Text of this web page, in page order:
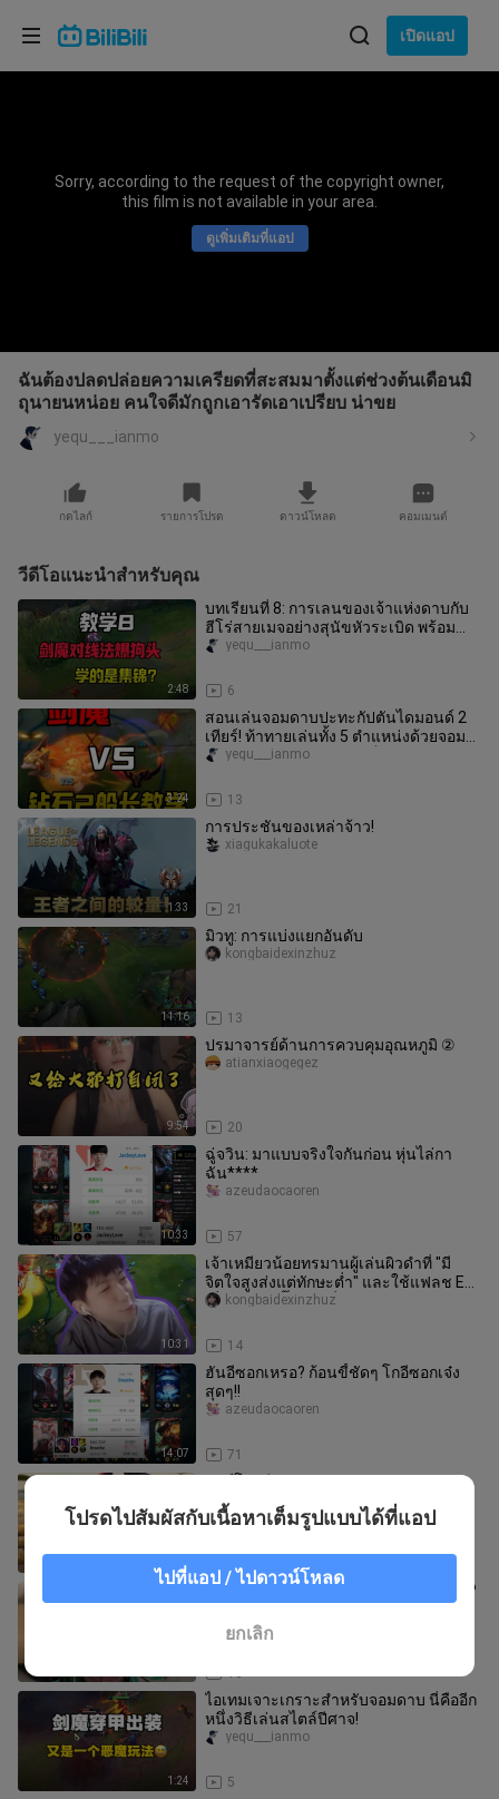
เปิดแอป
Sorry, according to the request of the copyright owner,
this film is not available in your area.
ดูเพิ่มเติมที่แอป
ฉันต้องปลดปล่อยความเครียดที่สะสมมาตั้งแต่ช่วงต้นเดือนมิ
ถุนายนหน่อย คนใจดีมักถูกเอารัดเอาเปรียบ น่าขย
yequ___ianmo
กดไลก์ รายการโปรด ดาวน์โหลด คอมเมนต์
วีดีโอแนะนำสำหรับคุณ
2:48
บทเรียนที่ 8: การเลนของเจ้าแห่งดาบกับ
ฮีโร่สายเมจอย่างสุนัขหัวระเบิด พร้อม
เทคนิคการเล่นเจ้าแห่งดาบ ระ
6
yequ___ianmo
3:24
สอนเล่นจอมดาบปะทะกัปตันไดมอนด์ 2
เทียร์! ท้าทายเล่นทั้ง 5 ตำแหน่งด้วยจอม
ดาบเพียงตัวเดียว จากแบล็คเกิ
13
yequ___ianmo
1:33
การประชันของเหล่าจ้าว!
21
xiagukakaluote
11:16
มิวทู: การแบ่งแยกอันดับ
13
kongbaidexinzhuz
9:54
ปรมาจารย์ด้านการควบคุมอุณหภูมิ ②
20
atianxiaogegez
10:33
ฉู่จวิน: มาแบบจริงใจกันก่อน หุ่นไล่กา
ฉัน****
57
azeudaocaoren
10:31
เจ้าเหมียวน้อยทรมานผู้เล่นผิวดำที่ "มี
จิตใจสูงส่งแต่ทักษะต่ำ" และใช้แฟลช EQ
เพื่อทำนายตั๊กแตนที่มองไ
14
kongbaidexinzhuz
14:07
ฮันอีซอกเหรอ? ก้อนขี้ชัดๆ โกอีซอกเจ๋ง
สุดๆ!!
71
azeudaocaoren
22
miss_lingdu
หมาป่าหิวโซฝ่าฟันเข้ารอบ 8 ทีมสุดท้าย?
พาซ้อมกันสักหน่อยด้วย
13
xiaohaicengzhuojun
1:24
ไอเทมเจาะเกราะสำหรับจอมดาบ นี่คืออีก
หนึ่งวิธีเล่นสไตล์ปีศาจ!
5
yequ___ianmo
โปรดไปสัมผัสกับเนื้อหาเต็มรูปแบบได้ที่แอป
ไปที่แอป / ไปดาวน์โหลด
ยกเลิก
เลือกภาษา